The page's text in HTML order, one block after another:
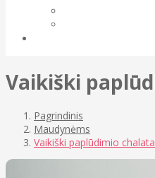
Vaikiški
Pagrindinis
Maudynėms
Vaikiški paplūdimio